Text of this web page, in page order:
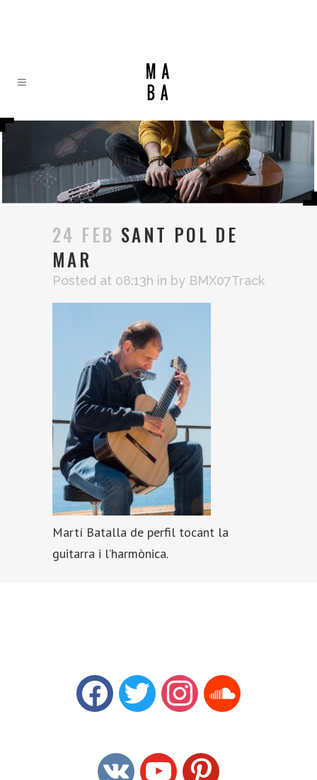
SANT POL DE MAR
24 FEB SANT POL DE
MAR
Posted at 08:13h in by BMX07Track
Martí Batalla de perfil tocant la
guitarra i l’harmònica.
facebooktwitter instagramsoundcloud
vkontakteyoutubepinterest